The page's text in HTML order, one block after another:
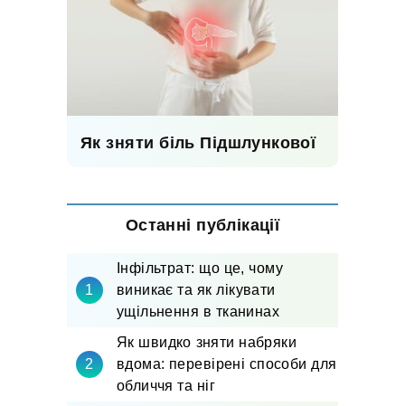
Як зняти біль Підшлункової
Останні публікації
Інфільтрат: що це, чому
виникає та як лікувати
ущільнення в тканинах
Як швидко зняти набряки
вдома: перевірені способи для
обличчя та ніг